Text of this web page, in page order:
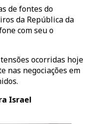
de fontes do
da República da
com seu o
ocorridas hoje
nas negociações em
Israel